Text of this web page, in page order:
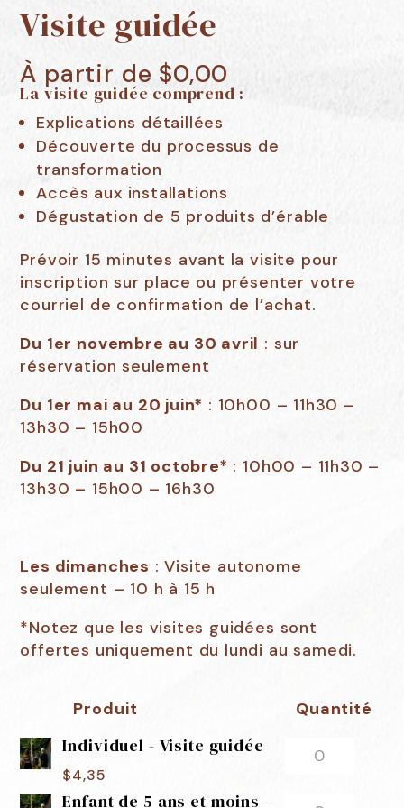
Visite guidée
À partir de $0,00
La visite guidée comprend :
Explications détaillées
Découverte du processus de
transformation
Accès aux installations
Dégustation de 5 produits d’érable
Prévoir 15 minutes avant la visite pour
inscription sur place ou présenter votre
courriel de confirmation de l’achat.
Du 1er novembre au 30 avril : sur
réservation seulement
Du 1er mai au 20 juin* : 10h00 – 11h30 –
13h30 – 15h00
Du 21 juin au 31 octobre* : 10h00 – 11h30 –
13h30 – 15h00 – 16h30
Les dimanches : Visite autonome
seulement – 10 h à 15 h
*Notez que les visites guidées sont
offertes uniquement du lundi au samedi.
Produit Quantité
Individuel - Visite guidée
$4,35
quantité
Enfant de 5 ans et moins -